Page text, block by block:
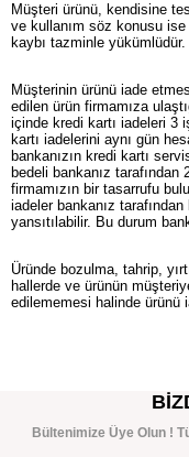
Müşteri ürünü, kendisine
ve kullanım söz konusu ise
kaybı tazminle yükümlüdür.
Müşterinin ürünü iade
edilen ürün firmamıza
içinde kredi kartı iadeleri 3
kartı iadelerini aynı gün
bankanızın kredi kartı
bedeli bankanız
firmamızın bir tasarrufu
iadeler bankanız
yansıtılabilir. Bu durum
Üründe bozulma, tahrip,
hallerde ve ürünün
edilememesi halinde ürünü
Bültenimize Üye Olun !